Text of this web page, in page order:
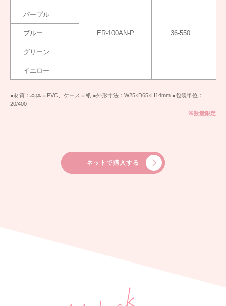
ER-100AN-P 36-550
パープル
ブルー
グリーン
イエロー
●材質：本体＝PVC、ケース＝紙 ●外形寸法：W25×D65×H14mm ●包装単位：
20/400
※数量限定
ネットで購入する